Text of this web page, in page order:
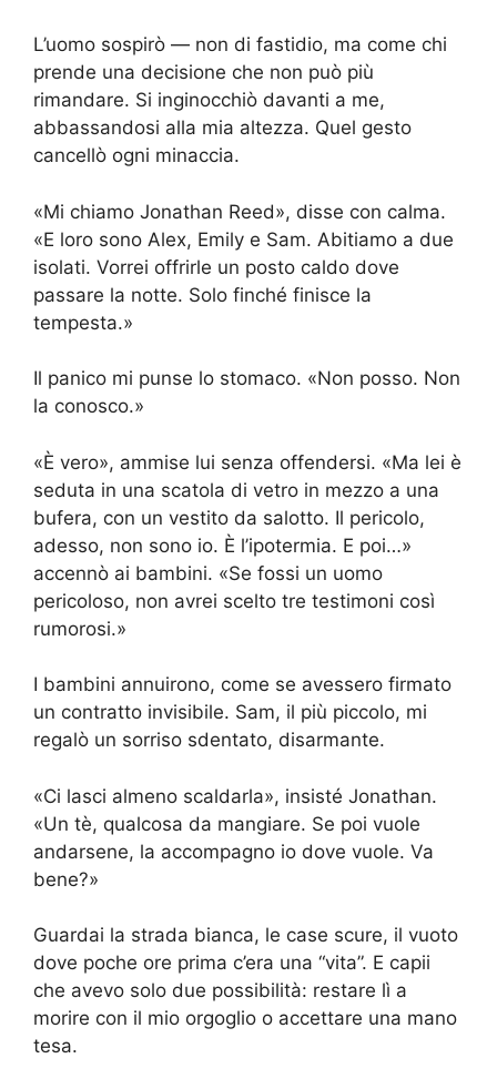
L’uomo sospirò — non di fastidio, ma come chi
prende una decisione che non può più
rimandare. Si inginocchiò davanti a me,
abbassandosi alla mia altezza. Quel gesto
cancellò ogni minaccia.
«Mi chiamo Jonathan Reed», disse con calma.
«E loro sono Alex, Emily e Sam. Abitiamo a due
isolati. Vorrei offrirle un posto caldo dove
passare la notte. Solo finché finisce la
tempesta.»
Il panico mi punse lo stomaco. «Non posso. Non
la conosco.»
«È vero», ammise lui senza offendersi. «Ma lei è
seduta in una scatola di vetro in mezzo a una
bufera, con un vestito da salotto. Il pericolo,
adesso, non sono io. È l’ipotermia. E poi…»
accennò ai bambini. «Se fossi un uomo
pericoloso, non avrei scelto tre testimoni così
rumorosi.»
I bambini annuirono, come se avessero firmato
un contratto invisibile. Sam, il più piccolo, mi
regalò un sorriso sdentato, disarmante.
«Ci lasci almeno scaldarla», insisté Jonathan.
«Un tè, qualcosa da mangiare. Se poi vuole
andarsene, la accompagno io dove vuole. Va
bene?»
Guardai la strada bianca, le case scure, il vuoto
dove poche ore prima c’era una “vita”. E capii
che avevo solo due possibilità: restare lì a
morire con il mio orgoglio o accettare una mano
tesa.